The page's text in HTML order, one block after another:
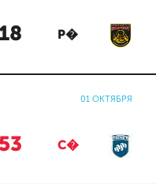
18 Р�
01 ОКТЯБРЯ
53 С�